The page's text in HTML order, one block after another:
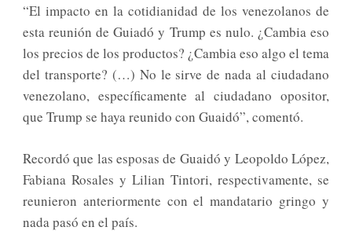
“El impacto en la cotidianidad de los venezolanos de
esta reunión de Guiadó y Trump es nulo. ¿Cambia eso
los precios de los productos? ¿Cambia eso algo el tema
del transporte? (…) No le sirve de nada al ciudadano
venezolano, específicamente al ciudadano opositor,
que Trump se haya reunido con Guaidó”, comentó.
Recordó que las esposas de Guaidó y Leopoldo López,
Fabiana Rosales y Lilian Tintori, respectivamente, se
reunieron anteriormente con el mandatario gringo y
nada pasó en el país.